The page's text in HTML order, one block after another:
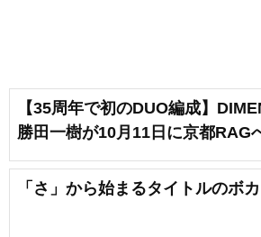
【35周年で初のDUO編成】
勝田一樹が10月11日に京都RAG
「さ」から始まるタイトルのボ